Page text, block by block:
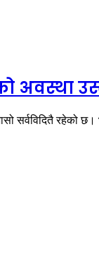
अवस्था
सर्वविदितै रहेको